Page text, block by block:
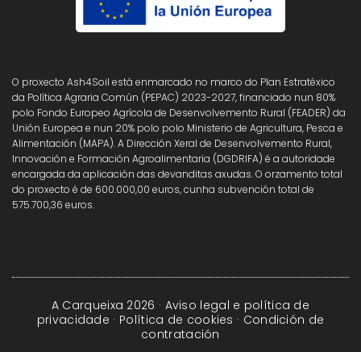
O proxecto Ash4Soil está enmarcado no marco do Plan Estratéxico
da Política Agraria Común (PEPAC) 2023-2027, financiado nun 80%
polo Fondo Europeo Agrícola de Desenvolvemento Rural (FEADER) da
Unión Europea e nun 20% polo polo Ministerio de Agricultura, Pesca e
Alimentación (MAPA). A Dirección Xeral de Desenvolvemento Rural,
Innovación e Formación Agroalimentaria (DGDRIFA) é a autoridade
encargada da aplicación das devanditas axudas. O orzamento total
do proxecto é de 600.000,00 euros, cunha subvención total de
575.700,36 euros.
A Carqueixa 2026 · Aviso legal e política de
privacidade · Política de cookies · Condición de
contratación